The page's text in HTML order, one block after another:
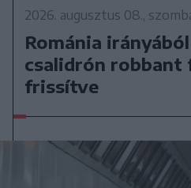
2026. augusztus 08.,
Románia
csalidrón robbant
frissítve